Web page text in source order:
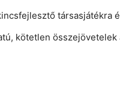
társasjátékra
kötetlen